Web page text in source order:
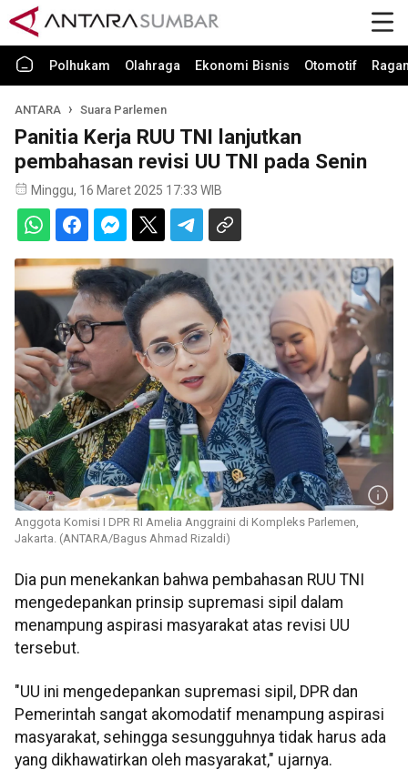
Polhukam Olahraga Ekonomi Bisnis Otomotif
ANTARA Suara Parlemen
Panitia Kerja RUU TNI lanjutkan
pembahasan revisi UU TNI pada Senin
Minggu, 16 Maret 2025 17:33 WIB
Anggota Komisi I DPR RI Amelia Anggraini di Kompleks Parlemen,
Jakarta. (ANTARA/Bagus Ahmad Rizaldi)
Dia pun menekankan bahwa pembahasan RUU TNI
mengedepankan prinsip supremasi sipil dalam
menampung aspirasi masyarakat atas revisi UU
tersebut.
"UU ini mengedepankan supremasi sipil, DPR dan
Pemerintah sangat akomodatif menampung aspirasi
masyarakat, sehingga sesungguhnya tidak harus ada
yang dikhawatirkan oleh masyarakat," ujarnya.